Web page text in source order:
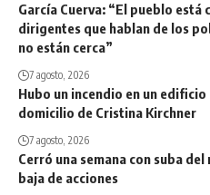
García Cuerva: “El pueblo está
dirigentes que hablan de los
no están cerca”
7 agosto, 2026
Hubo un incendio en un edificio
domicilio de Cristina Kirchner
7 agosto, 2026
Cerró una semana con suba
baja de acciones